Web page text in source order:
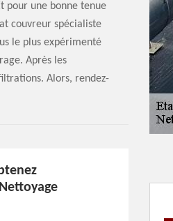
pour une bonne tenue
couvreur spécialiste
le plus expérimenté
Après les
Alors, rendez-